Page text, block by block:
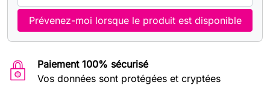
Prévenez-moi lorsque le produit est disponible
Paiement 100% sécurisé
Vos données sont protégées et cryptées